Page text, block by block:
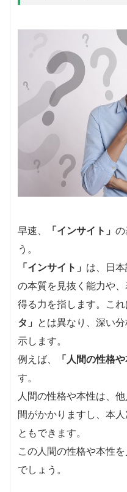
早速、 「インサイト」
う。
「インサイト」 は、日
の本質を見抜く能力や
得る力を指します。こ
タ」 とは異なり、深い
示します。
例えば、
「人間の性格や
す。
人間の性格や本性は、
間がかかりますし、本
ともできます。
この人間の性格や本性
でしょう。